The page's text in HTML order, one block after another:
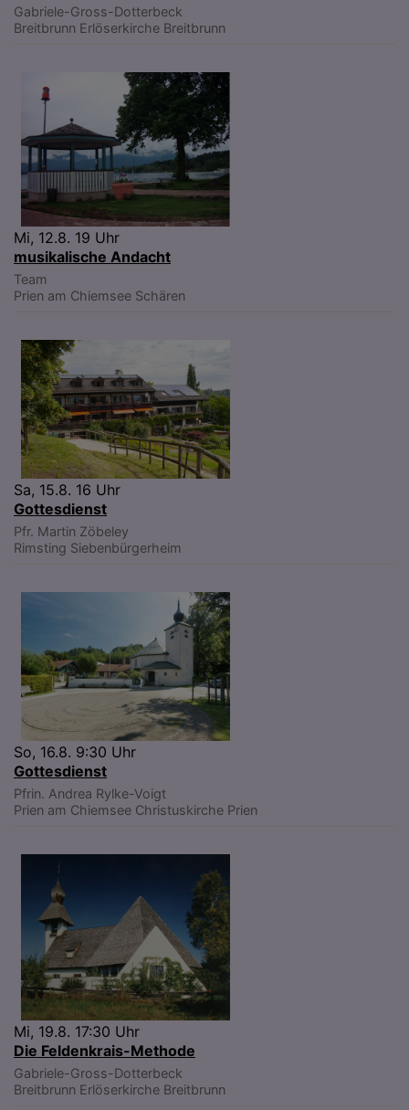
Gabriele-Gross-Dotterbeck
Breitbrunn Erlöserkirche Breitbrunn
Mi, 12.8. 19 Uhr
musikalische Andacht
Team
Prien am Chiemsee Schären
Sa, 15.8. 16 Uhr
Gottesdienst
Pfr. Martin Zöbeley
Rimsting Siebenbürgerheim
So, 16.8. 9:30 Uhr
Gottesdienst
Pfrin. Andrea Rylke-Voigt
Prien am Chiemsee Christuskirche Prien
Mi, 19.8. 17:30 Uhr
Die Feldenkrais-Methode
Gabriele-Gross-Dotterbeck
Breitbrunn Erlöserkirche Breitbrunn